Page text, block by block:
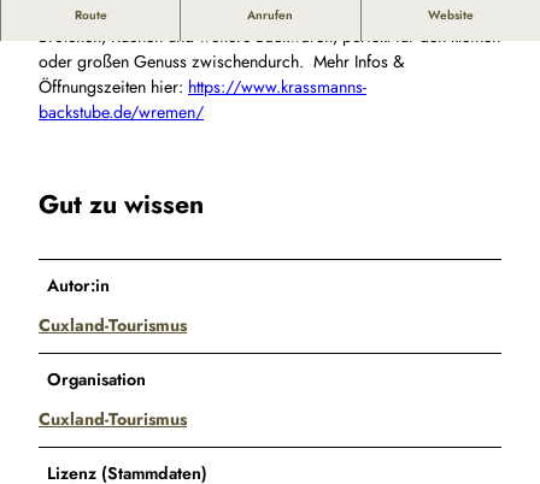
Route Anrufen Website
Bei Kraßmann’s Backstube gibt es frisch gebackenes Brot,
Brötchen, Kuchen und weitere Backwaren, perfekt für den kleinen
oder großen Genuss zwischendurch. Mehr Infos &
Öffnungszeiten hier: https://www.krassmanns-
backstube.de/wremen/
Gut zu wissen
Autor:in
Cuxland-Tourismus
Organisation
Cuxland-Tourismus
Lizenz (Stammdaten)